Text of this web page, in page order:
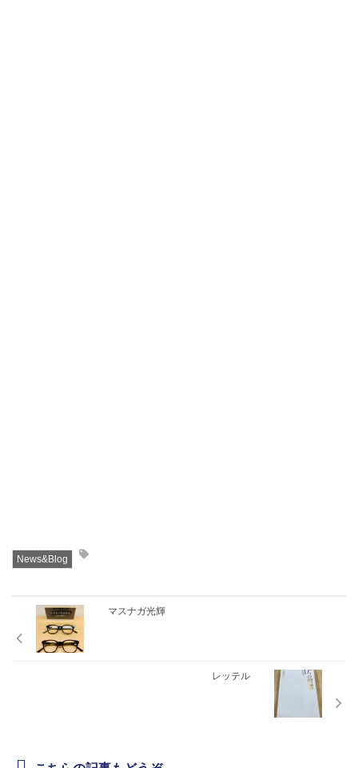
News&Blog
マスナガ光輝
レッテル